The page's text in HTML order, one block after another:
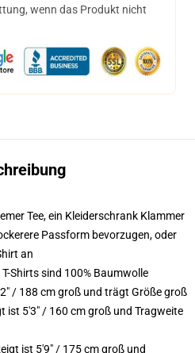
wenn das Produkt nicht
Tee, ein Kleiderschrank Klammer
Passform bevorzugen, oder
an
Shirts sind 100% Baumwolle
/ 188 cm groß und trägt Größe groß
ist 5'3" / 160 cm groß und Tragweite
ist 5'9" / 175 cm groß und